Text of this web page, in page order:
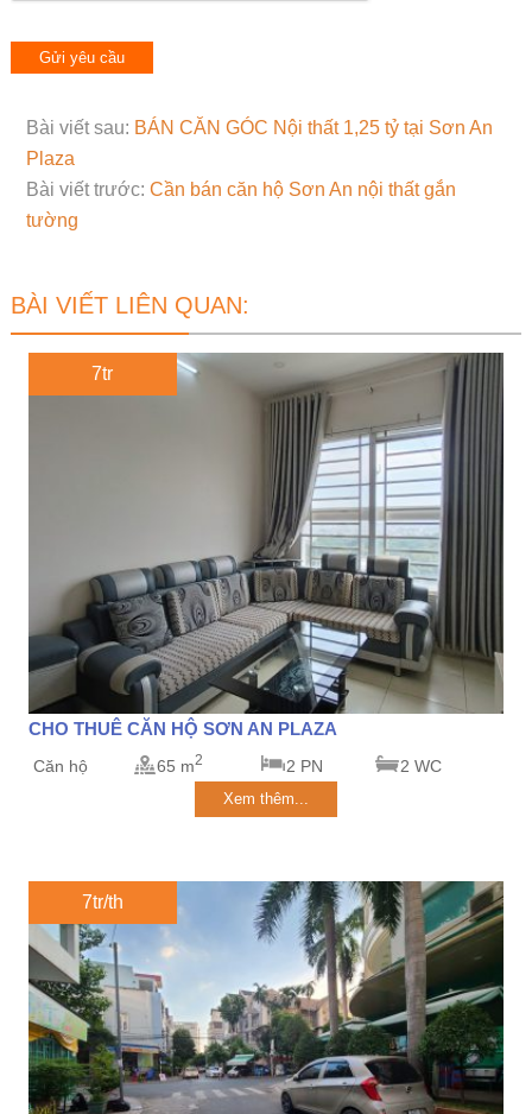
Bài viết sau: BÁN CĂN GÓC Nội thất 1,25 tỷ tại Sơn An
Plaza
Bài viết trước: Cần bán căn hộ Sơn An nội thất gắn
tường
BÀI VIẾT LIÊN QUAN:
7tr
CHO THUÊ CĂN HỘ SƠN AN PLAZA
Căn hộ 65 m2 2 PN 2 WC
Xem thêm...
7tr/th